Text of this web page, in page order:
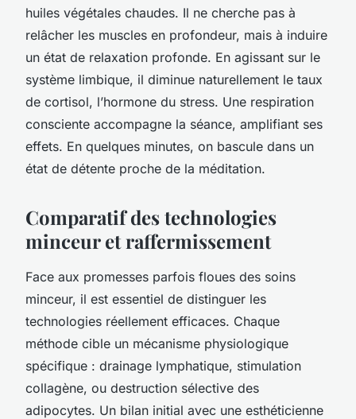
huiles végétales chaudes. Il ne cherche pas à
relâcher les muscles en profondeur, mais à induire
un état de relaxation profonde. En agissant sur le
système limbique, il diminue naturellement le taux
de cortisol, l’hormone du stress. Une respiration
consciente accompagne la séance, amplifiant ses
effets. En quelques minutes, on bascule dans un
état de détente proche de la méditation.
Comparatif des technologies
minceur et raffermissement
Face aux promesses parfois floues des soins
minceur, il est essentiel de distinguer les
technologies réellement efficaces. Chaque
méthode cible un mécanisme physiologique
spécifique : drainage lymphatique, stimulation
collagène, ou destruction sélective des
adipocytes. Un bilan initial avec une esthéticienne